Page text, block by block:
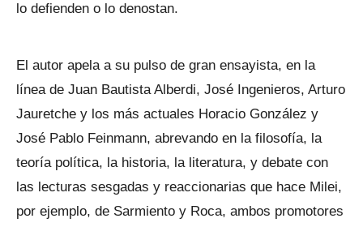
lo defienden o lo denostan.
El autor apela a su pulso de gran ensayista, en la
línea de Juan Bautista Alberdi, José Ingenieros, Arturo
Jauretche y los más actuales Horacio González y
José Pablo Feinmann, abrevando en la filosofía, la
teoría política, la historia, la literatura, y debate con
las lecturas sesgadas y reaccionarias que hace Milei,
por ejemplo, de Sarmiento y Roca, ambos promotores